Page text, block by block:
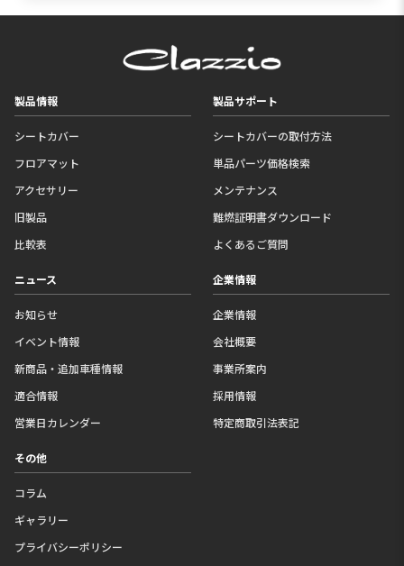
製品情報
シートカバー
フロアマット
アクセサリー
旧製品
比較表
製品サポート
シートカバーの取付方法
単品パーツ価格検索
メンテナンス
難燃証明書ダウンロード
よくあるご質問
ニュース
お知らせ
イベント情報
新商品・追加車種情報
適合情報
営業日カレンダー
企業情報
企業情報
会社概要
事業所案内
採用情報
特定商取引法表記
その他
コラム
ギャラリー
プライバシーポリシー